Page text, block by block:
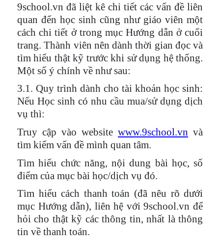
9school.vn đã liệt kê chi tiết các vấn đề liên
quan đến học sinh cũng như giáo viên một
cách chi tiết ở trong mục Hướng dẫn ở cuối
trang. Thành viên nên dành thời gian đọc và
tìm hiểu thật kỹ trước khi sử dụng hệ thống.
Một số ý chính về như sau:
3.1. Quy trình dành cho tài khoản học sinh:
Nếu Học sinh có nhu cầu mua/sử dụng dịch
vụ thì:
Truy cập vào website www.9school.vn và
tìm kiếm vấn đề mình quan tâm.
Tìm hiểu chức năng, nội dung bài học, số
điểm của mục bài học/dịch vụ đó.
Tìm hiểu cách thanh toán (đã nêu rõ dưới
mục Hướng dẫn), liên hệ với 9school.vn để
hỏi cho thật kỹ các thông tin, nhất là thông
tin về thanh toán.